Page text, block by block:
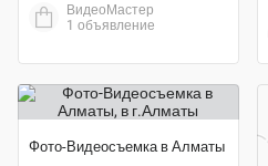
ВидеоМастер
1 объявление
Фото-Видеосъемка в Алматы